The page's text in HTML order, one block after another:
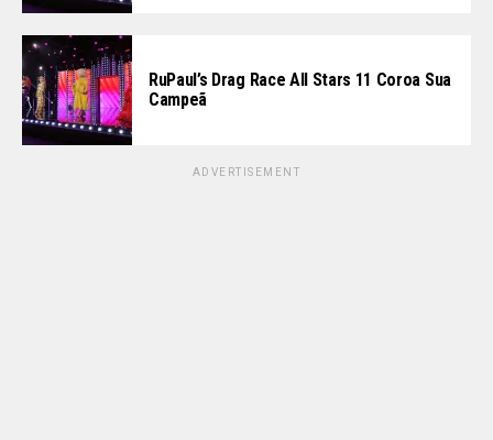
RuPaul’s Drag Race All Stars 11 Coroa Sua
Campeã
ADVERTISEMENT